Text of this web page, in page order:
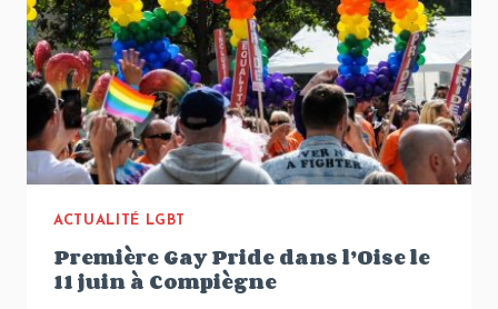
ACTUALITÉ LGBT
Première Gay Pride dans l’Oise le
11 juin à Compiègne